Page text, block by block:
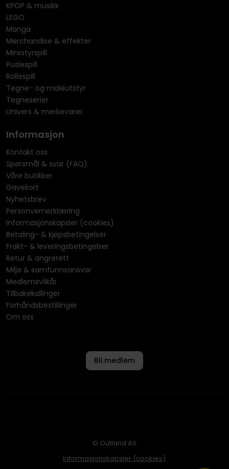
KPOP & musikk
LEGO
Manga
Merchandise & effekter
Miniatyrspill
Puslespill
Rollespill
Tegne- og maleutstyr
Tegneserier
Univers & merkevarer
Informasjon
Kontakt oss
Spørsmål & svar (FAQ)
Våre butikker
Gavekort
Nyhetsbrev
Personvernerklæring
Informasjonskapsler (cookies)
Betaling- & kjøpsbetingelser
Frakt- & leveringsbetingelser
Retur & angrerett
Miljø & samfunnsansvar
Medlemsvilkår
Tilbakekallinger
Forhåndsbestillinger
Om oss
Bli medlem
© Outland AS
Informasjonskapsler (cookies)